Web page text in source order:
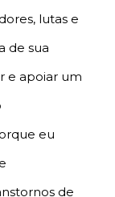
lutas e
de sua
e apoiar um
eu
de